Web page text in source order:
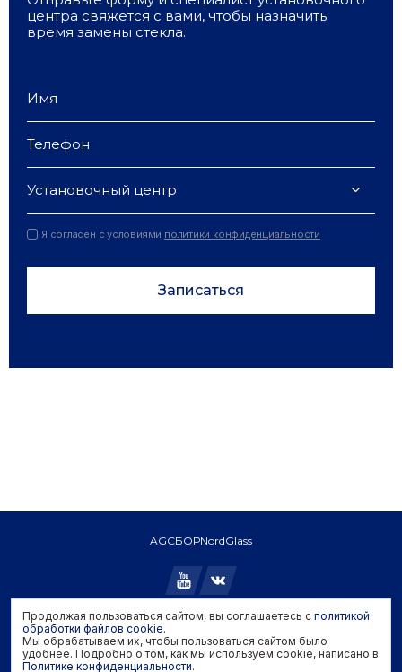
центра свяжется с вами, чтобы назначить
время замены стекла.
Установочный центр
Я согласен с условиями политики конфиденциальности
Записаться
AGCБОРNordGlass
Copyright © 2026 AGC. All rights reserved.
Политика конфиденциальности
Политика обработки файлов cookie
Продолжая пользоваться сайтом, вы соглашаетесь с политикой
обработки файлов cookie.
Мы обрабатываем их, чтобы пользоваться сайтом было
удобнее. Подробно о том, как мы используем cookie, написано в
Политике конфиденциальности.